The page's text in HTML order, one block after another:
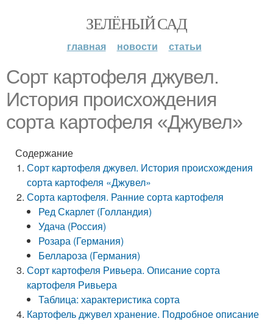
ЗЕЛЁНЫЙ САД
главная новости статьи
Сорт картофеля джувел.
История происхождения
сорта картофеля «Джувел»
Содержание
Сорт картофеля джувел. История происхождения
сорта картофеля «Джувел»
Сорта картофеля. Ранние сорта картофеля
Ред Скарлет (Голландия)
Удача (Россия)
Розара (Германия)
Беллароза (Германия)
Сорт картофеля Ривьера. Описание сорта
картофеля Ривьера
Таблица: характеристика сорта
Картофель джувел хранение. Подробное описание